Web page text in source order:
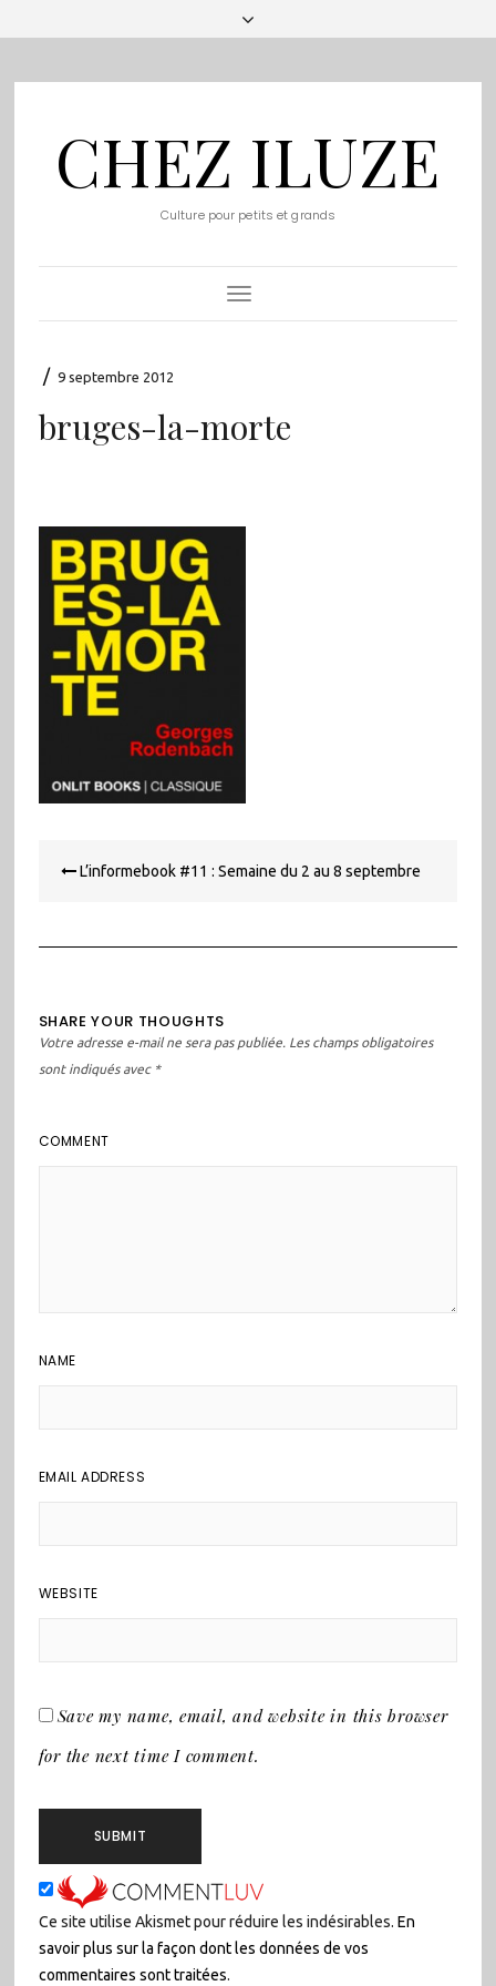
CHEZ ILUZE
Culture pour petits et grands
Toggle
Navigation
/ 9 septembre 2012
bruges-la-morte
Navigation
de L’informebook #11 : Semaine du 2 au 8 septembre
SHARE YOUR THOUGHTS
Votre adresse e-mail ne sera pas publiée. Les champs obligatoires
sont indiqués avec *
COMMENT
NAME
EMAIL ADDRESS
WEBSITE
Save my name, email, and website in this browser
for the next time I comment.
Ce site utilise Akismet pour réduire les indésirables. En
savoir plus sur la façon dont les données de vos
commentaires sont traitées.